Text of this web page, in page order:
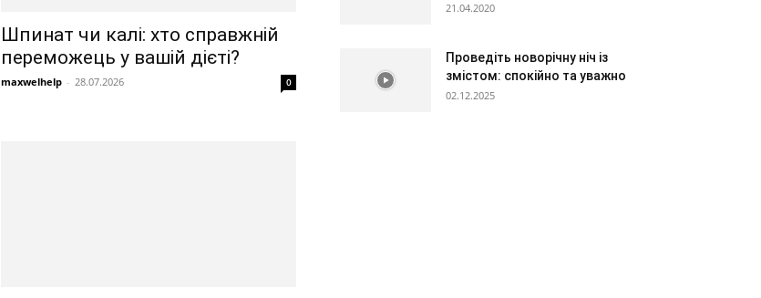
Шпинат чи калі: хто справжній
переможець у вашій дієті?
maxwelhelp - 28.07.2026 0
21.04.2020
Проведіть новорічну ніч із
змістом: спокійно та уважно
02.12.2025